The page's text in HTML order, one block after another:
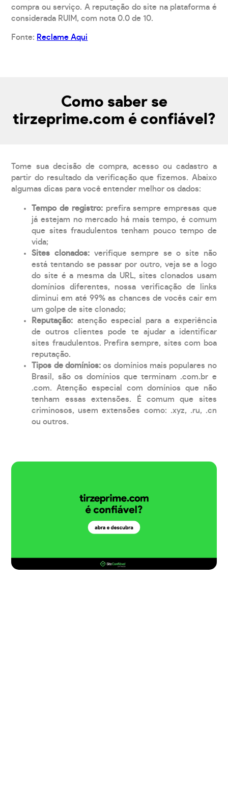
compra ou serviço. A reputação do site na plataforma é
considerada RUIM, com nota 0.0 de 10.
Fonte: Reclame Aqui
Como saber se
tirzeprime.com é confiável?
Tome sua decisão de compra, acesso ou cadastro a
partir do resultado da verificação que fizemos. Abaixo
algumas dicas para você entender melhor os dados:
Tempo de registro: prefira sempre empresas que
já estejam no mercado há mais tempo, é comum
que sites fraudulentos tenham pouco tempo de
vida;
Sites clonados: verifique sempre se o site não
está tentando se passar por outro, veja se a logo
do site é a mesma da URL, sites clonados usam
domínios diferentes, nossa verificação de links
diminui em até 99% as chances de vocês cair em
um golpe de site clonado;
Reputação: atenção especial para a experiência
de outros clientes pode te ajudar a identificar
sites fraudulentos. Prefira sempre, sites com boa
reputação.
Tipos de domínios:os domínios mais populares no
Brasil, são os domínios que terminam .com.br e
.com. Atenção especial com domínios que não
tenham essas extensões. É comum que sites
criminosos, usem extensões como: .xyz, .ru, .cn
ou outros.